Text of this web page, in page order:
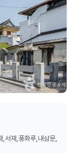
서재,풍화루,내삼문,